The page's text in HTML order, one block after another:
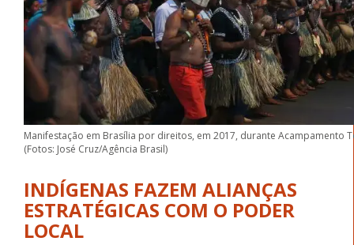
Manifestação em Brasília por direitos, em 2017, durante Acampamento
(Fotos: José Cruz/Agência Brasil)
INDÍGENAS FAZEM ALIANÇAS
ESTRATÉGICAS COM O PODER
LOCAL